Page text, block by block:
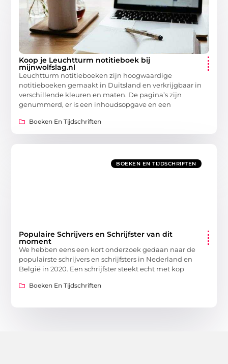
Koop je Leuchtturm notitieboek bij
mijnwolfslag.nl
Leuchtturm notitieboeken zijn hoogwaardige
notitieboeken gemaakt in Duitsland en verkrijgbaar in
verschillende kleuren en maten. De pagina’s zijn
genummerd, er is een inhoudsopgave en een
Boeken En Tijdschriften
BOEKEN EN TIJDSCHRIFTEN
Populaire Schrijvers en Schrijfster van dit
moment
We hebben eens een kort onderzoek gedaan naar de
populairste schrijvers en schrijfsters in Nederland en
België in 2020. Een schrijfster steekt echt met kop
Boeken En Tijdschriften